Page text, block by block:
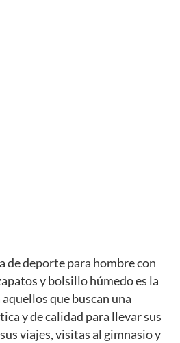
de deporte para hombre con
y bolsillo húmedo es la
que buscan una
y de calidad para llevar sus
viajes, visitas al gimnasio y